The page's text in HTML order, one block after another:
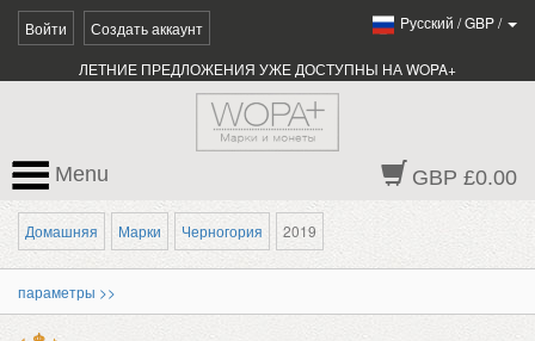
Войти Создать аккаунт Pусский /GBP/
ЛЕТНИЕ ПРЕДЛОЖЕНИЯ УЖЕ ДОСТУПНЫ НА WOPA+
GBP £0.00
Menu
Домашняя Марки Черногория 2019
параметры >>